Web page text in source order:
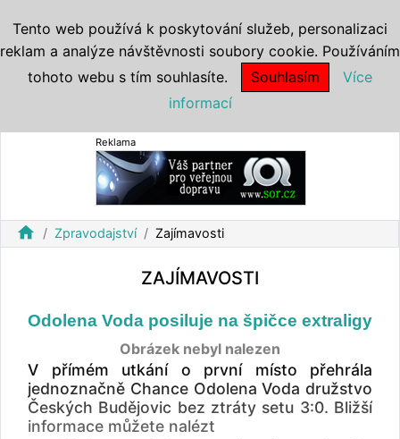
Reklama
home Zpravodajství Zajímavosti
ZAJÍMAVOSTI
Odolena Voda posiluje na špičce extraligy
Obrázek nebyl nalezen
V přímém utkání o první místo přehrála
jednoznačně Chance Odolena Voda družstvo
Českých Budějovic bez ztráty setu 3:0. Bližší
informace můžete nalézt
Tento web používá k poskytování služeb, personalizaci
reklam a analýze návštěvnosti soubory cookie. Používáním
tohoto webu s tím souhlasíte.
Souhlasím
Více
informací